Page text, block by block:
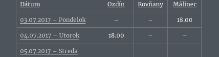
Dátum Ozdín Rovňany Málinec
03.07.2017 – Pondelok – – 18.00
04.07.2017 – Utorok 18.00 – –
05.07.2017 – Streda